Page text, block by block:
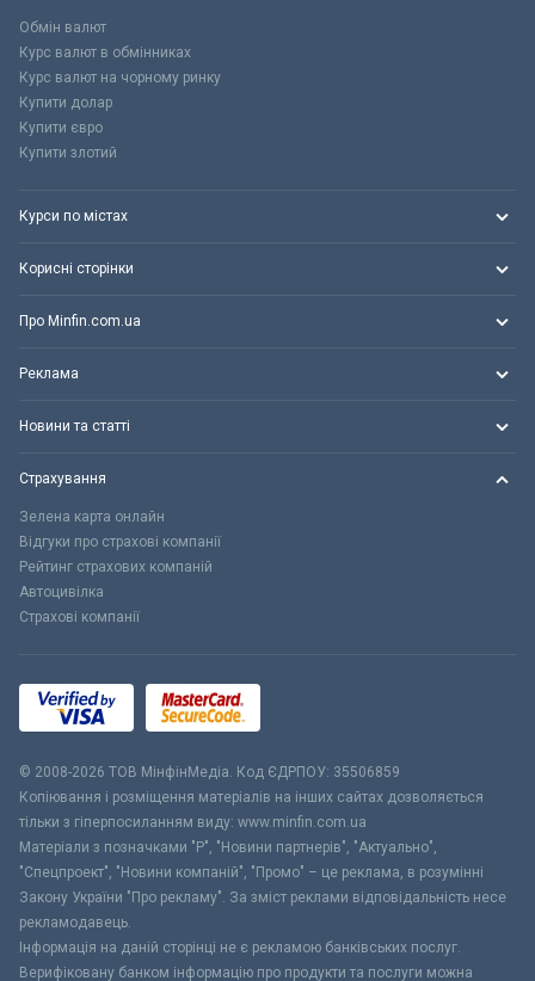
Обмін валют
Курс валют в обмінниках
Курс валют на чорному ринку
Купити долар
Купити євро
Купити злотий
Курси по містах
Корисні сторінки
Про Minfin.com.ua
Реклама
Новини та статті
Страхування
Зелена карта онлайн
Відгуки про страхові компанії
Рейтинг страхових компаній
Автоцивілка
Страхові компанії
© 2008-2026 ТОВ МiнфiнМедiа. Код ЄДРПОУ: 35506859
Копіювання і розміщення матеріалів на інших сайтах дозволяється
тільки з гіперпосиланням виду: www.minfin.com.ua
Матеріали з позначками "Р", "Новини партнерів", "Актуально",
"Спецпроект", "Новини компаній", "Промо" – це реклама, в розумінні
Закону України "Про рекламу". За зміст реклами відповідальність несе
рекламодавець.
Інформація на даній сторінці не є рекламою банківських послуг.
Верифіковану банком інформацію про продукти та послуги можна